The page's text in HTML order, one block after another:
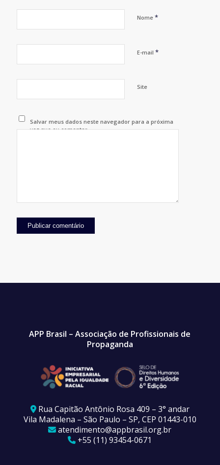
Nome *
E-mail *
Site
Salvar meus dados neste navegador para a próxima
vez que eu comentar.
APP Brasil – Associação de Profissionais de
Propaganda
Rua Capitão Antônio Rosa 409 – 3° andar
Vila Madalena – São Paulo – SP, CEP 01443-010
atendimento@appbrasil.org.br
+55 (11) 93454-0671